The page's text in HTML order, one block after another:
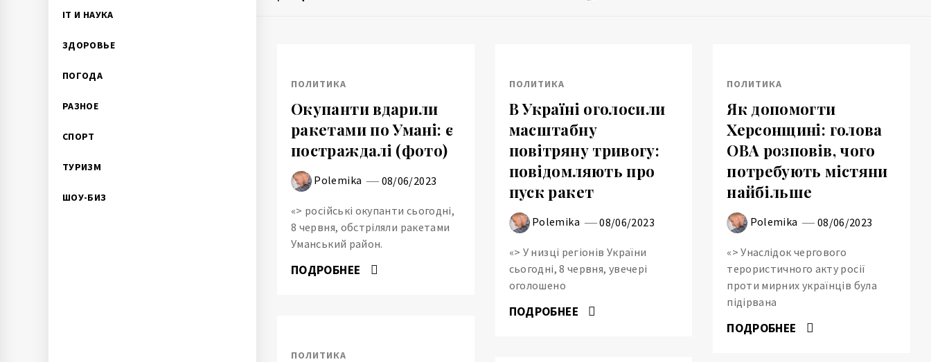
IT И НАУКА
ЗДОРОВЬЕ
ПОГОДА
РАЗНОЕ
СПОРТ
ТУРИЗМ
ШОУ-БИЗ
ПОЛИТИКА
Окупанти вдарили
ракетами по Умані: є
постраждалі (фото)
Polemika 08/06/2023
«> російські окупанти сьогодні,
8 червня, обстріляли ракетами
Уманський район.
ПОДРОБНЕЕ
ПОЛИТИКА
В Україні оголосили
масштабну
повітряну тривогу:
повідомляють про
пуск ракет
Polemika 08/06/2023
«> У низці регіонів України
сьогодні, 8 червня, увечері
оголошено
ПОДРОБНЕЕ
ПОЛИТИКА
Як допомогти
Херсонщині: голова
ОВА розповів, чого
потребують містяни
найбільше
Polemika 08/06/2023
«> Унаслідок чергового
терористичного акту росії
проти мирних українців була
підірвана
ПОДРОБНЕЕ
ПОЛИТИКА